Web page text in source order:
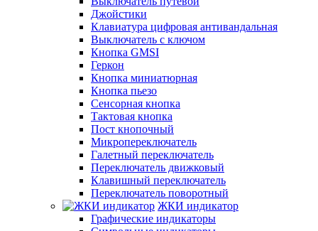
Джойстики
Клавиатура цифровая антивандальная
Выключатель с ключом
Кнопка GMSI
Геркон
Кнопка миниатюрная
Кнопка пьезо
Сенсорная кнопка
Тактовая кнопка
Пост кнопочный
Микропереключатель
Галетный переключатель
Переключатель движковый
Клавишный переключатель
Переключатель поворотный
ЖКИ индикатор
Графические индикаторы